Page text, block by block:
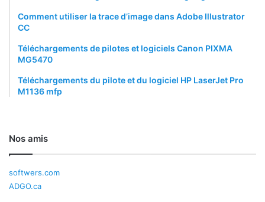
Comment utiliser la trace d’image dans Adobe Illustrator
CC
Téléchargements de pilotes et logiciels Canon PIXMA
MG5470
Téléchargements du pilote et du logiciel HP LaserJet Pro
M1136 mfp
Nos amis
softwers.com
ADGO.ca